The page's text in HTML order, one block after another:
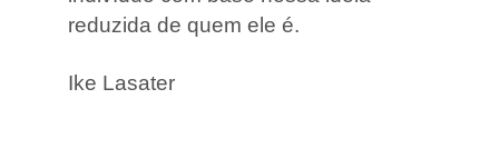
reduzida de quem ele é.
Ike Lasater